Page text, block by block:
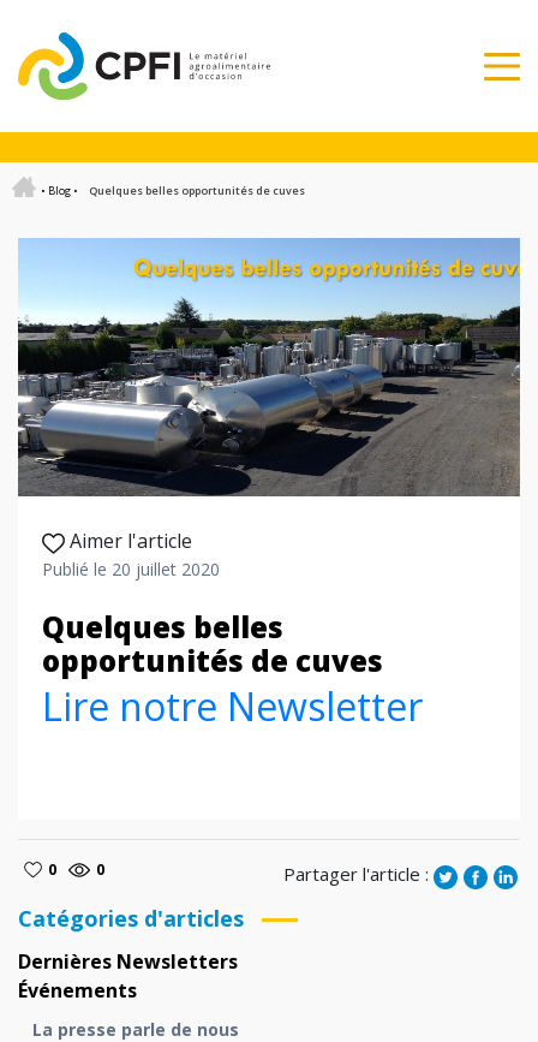
• Blog • Quelques belles opportunités de cuves
Aimer l'article
Publié le 20 juillet 2020
Quelques belles
opportunités de cuves
Lire notre Newsletter
0 0 Partager l'article :
Catégories d'articles
Dernières Newsletters
Événements
La presse parle de nous